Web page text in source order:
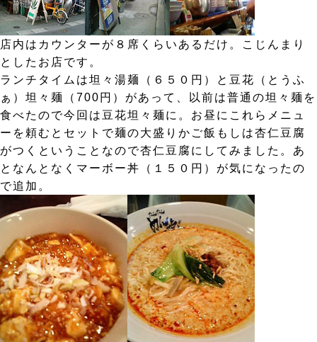
店内はカウンターが８席くらいあるだけ。こじんまり
としたお店です。
ランチタイムは坦々湯麺（６５０円）と豆花（とうふ
ぁ）坦々麺（700円）があって、以前は普通の坦々麺を
食べたので今回は豆花坦々麺に。お昼にこれらメニュ
ーを頼むとセットで麺の大盛りかご飯もしは杏仁豆腐
がつくということなので杏仁豆腐にしてみました。あ
となんとなくマーボー丼（１５０円）が気になったの
で追加。